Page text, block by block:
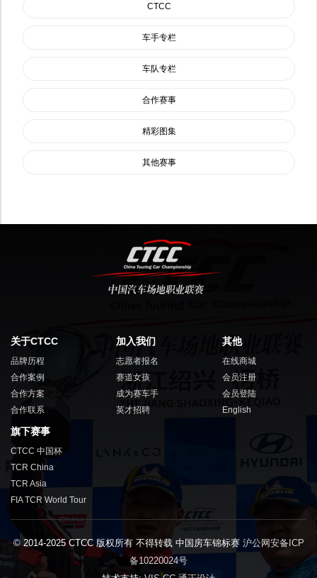
CTCC
车手专栏
车队专栏
合作赛事
精彩图集
其他赛事
关于CTCC
品牌历程
合作案例
合作方案
合作联系
加入我们
志愿者报名
赛道女孩
成为赛车手
英才招聘
其他
在线商城
会员注册
会员登陆
English
旗下赛事
CTCC 中国杯
TCR China
TCR Asia
FIA TCR World Tour
© 2014-2025 CTCC 版权所有 不得转载 中国房车锦标赛 沪公网安备ICP
备10220024号